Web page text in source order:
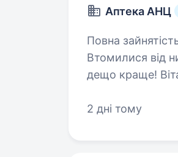
Аптека АНЦ
Повна
Втомилися від
дещо краще! Вітаємо! Це лідер фармацевтичного ринку — «Аптека АНЦ» і
Ми з гордістю…
2 дні тому